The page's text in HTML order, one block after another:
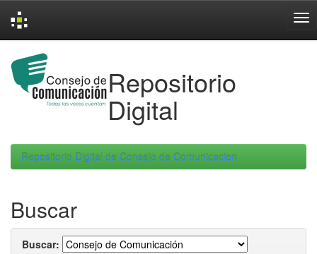
navigation
Repositorio
Digital
Repositorio Digital de Consejo de Comunicacion
Buscar
Buscar: